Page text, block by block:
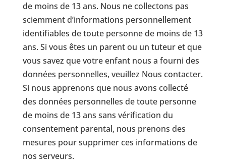
de moins de 13 ans. Nous ne collectons pas
sciemment d’informations personnellement
identifiables de toute personne de moins de 13
ans. Si vous êtes un parent ou un tuteur et que
vous savez que votre enfant nous a fourni des
données personnelles, veuillez Nous contacter.
Si nous apprenons que nous avons collecté
des données personnelles de toute personne
de moins de 13 ans sans vérification du
consentement parental, nous prenons des
mesures pour supprimer ces informations de
nos serveurs.